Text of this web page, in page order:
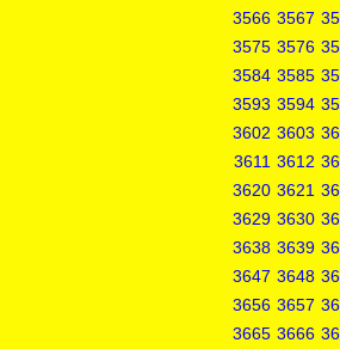
3566 3567
3575 3576
3584 3585
3593 3594
3602 3603
3611 3612
3620 3621
3629 3630
3638 3639
3647 3648
3656 3657
3665 3666